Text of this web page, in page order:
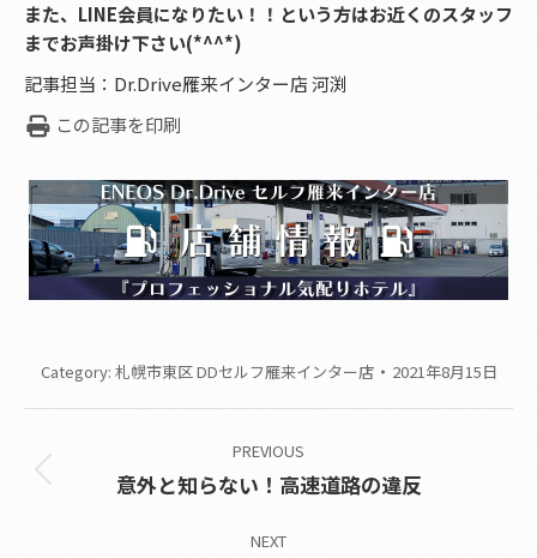
また、LINE会員になりたい！！という方はお近くのスタッフ
までお声掛け下さい(*^^*)
記事担当：Dr.Drive雁来インター店 河渕
この記事を印刷
Category: 札幌市東区 DDセルフ雁来インター店 2021年8月15日
navigation
PREVIOUS
Previous
意外と知らない！高速道路の違反
NEXT